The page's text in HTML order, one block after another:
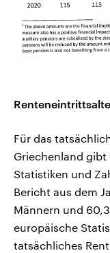
Für das
Griechenland gibt
Statistiken und
Bericht aus dem
Männern und
europäische
tatsächliches